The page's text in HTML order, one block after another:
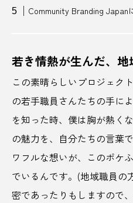
ジンギスカン スーパ
すすきの スポーツビ
ゼロエネルギー せん
ソウルフード ソニー
ダイエット たくと
たこやき チーズ
Community Branding Japan
若き情熱が生んだ、
この素晴らしいプロジェク
の若手職員さんたちの手に
を知った時、僕は胸が熱く
の魅力を、自分たちの言葉
ワフルな想いが、このポケ
でいるんです。(地域職員の
密であったりもしますので